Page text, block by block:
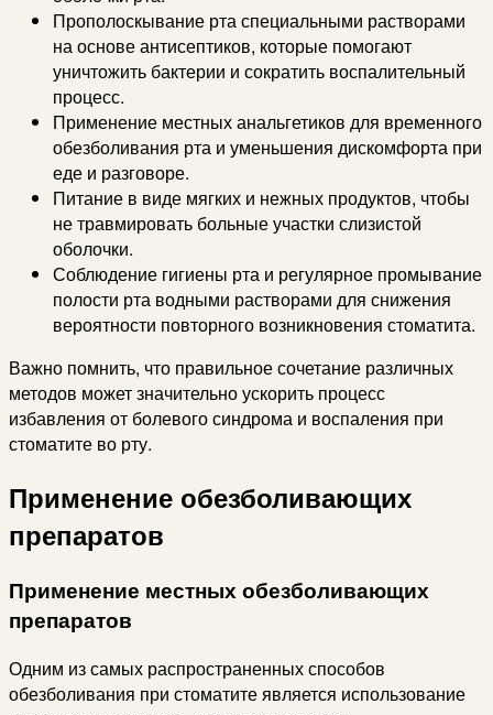
Прополоскывание рта специальными растворами
на основе антисептиков, которые помогают
уничтожить бактерии и сократить воспалительный
процесс.
Применение местных анальгетиков для временного
обезболивания рта и уменьшения дискомфорта при
еде и разговоре.
Питание в виде мягких и нежных продуктов, чтобы
не травмировать больные участки слизистой
оболочки.
Соблюдение гигиены рта и регулярное промывание
полости рта водными растворами для снижения
вероятности повторного возникновения стоматита.
Важно помнить, что правильное сочетание различных
методов может значительно ускорить процесс
избавления от болевого синдрома и воспаления при
стоматите во рту.
Применение обезболивающих
препаратов
Применение местных обезболивающих
препаратов
Одним из самых распространенных способов
обезболивания при стоматите является использование